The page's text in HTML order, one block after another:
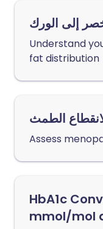
إلى الورك
Understand
fat distribution
الطمث
Assess
HbA1c
mmol/mol